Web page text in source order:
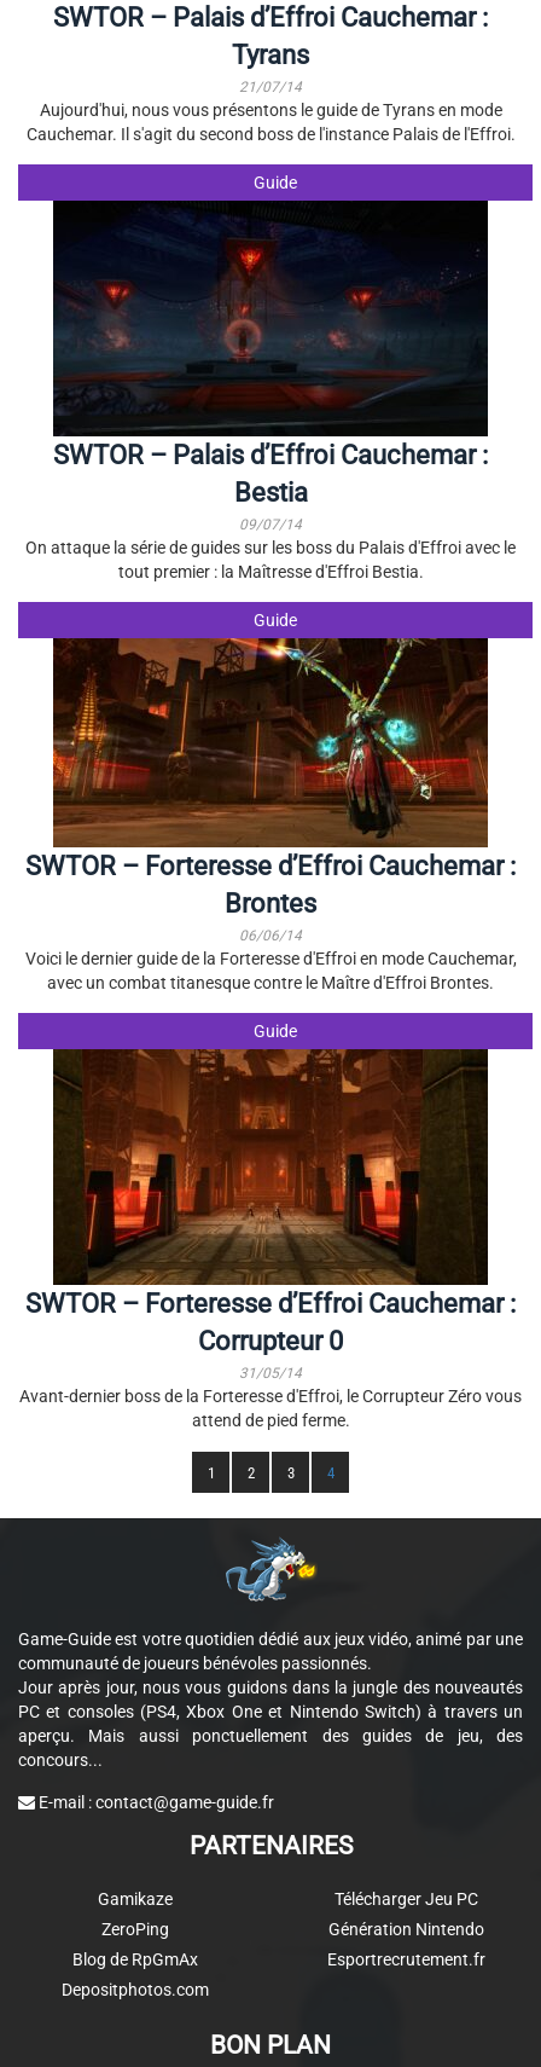
SWTOR – Palais d’Effroi Cauchemar :
Tyrans
21/07/14
Aujourd'hui, nous vous présentons le guide de Tyrans en mode
Cauchemar. Il s'agit du second boss de l'instance Palais de l'Effroi.
Guide
SWTOR – Palais d’Effroi Cauchemar :
Bestia
09/07/14
On attaque la série de guides sur les boss du Palais d'Effroi avec le
tout premier : la Maîtresse d'Effroi Bestia.
Guide
SWTOR – Forteresse d’Effroi Cauchemar :
Brontes
06/06/14
Voici le dernier guide de la Forteresse d'Effroi en mode Cauchemar,
avec un combat titanesque contre le Maître d'Effroi Brontes.
Guide
SWTOR – Forteresse d’Effroi Cauchemar :
Corrupteur 0
31/05/14
Avant-dernier boss de la Forteresse d'Effroi, le Corrupteur Zéro vous
attend de pied ferme.
1 2 3 4
Game-Guide est votre quotidien dédié aux jeux vidéo, animé par une
communauté de joueurs bénévoles passionnés.
Jour après jour, nous vous guidons dans la jungle des nouveautés
PC et consoles (PS4, Xbox One et Nintendo Switch) à travers un
aperçu. Mais aussi ponctuellement des guides de jeu, des
concours...
E-mail :contact@game-guide.fr
PARTENAIRES
Gamikaze
ZeroPing
Blog de RpGmAx
Depositphotos.com
Télécharger Jeu PC
Génération Nintendo
Esportrecrutement.fr
BON PLAN